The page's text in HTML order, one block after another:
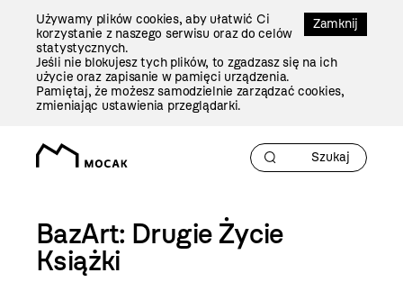
Zamknij
Używamy plików cookies, aby ułatwić Ci
korzystanie z naszego serwisu oraz do celów
statystycznych.
Jeśli nie blokujesz tych plików, to zgadzasz się na ich
użycie oraz zapisanie w pamięci urządzenia.
Pamiętaj, że możesz samodzielnie zarządzać cookies,
zmieniając ustawienia przeglądarki.
BazArt: Drugie Życie
Książki